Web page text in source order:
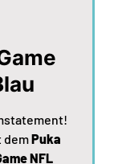
demPuka
NFL